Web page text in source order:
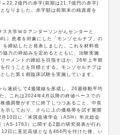
→22.2億円の赤字(前期は21.7億円の赤字)
なりました。赤字額は前期末の純資産を
大学ＭＤアンダーソンがんセンターと、
）患者を対象にした「モンゾセルチブ」の
締結したと発表しました。これを材料視
協力の枠組みを定めるとともに、治験実施
ーメントの締結を目指すほか、26年上半期
行うことを目標とする。モンゾセルチブは
した第１相臨床試験を実施しています。
連続して4週陽線を形成し、26週移動平均
。これは2024年4月以降の終値ベースでの
価調整がすでに終了しつつあること、中長
示しており、さらに上の価格帯を試す展開
10日に「米国血液学会（ASH）年次総会
AS-1763）に関する2題の研究発表が行わ
日に直近高値となる464円を付けた後、い